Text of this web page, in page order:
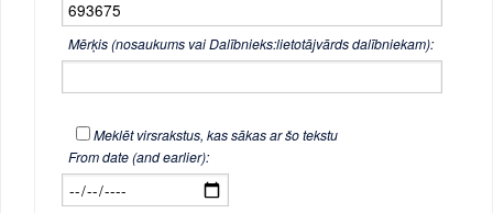
Mērķis (nosaukums vai Dalībnieks:lietotājvārds dalībniekam):
Meklēt virsrakstus, kas sākas ar šo tekstu
From date (and earlier):